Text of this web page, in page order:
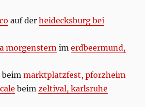
auf derheidecksburg bei
morgensternimerdbeermund,
beimmarktplatzfest, pforzheim
beimzeltival, karlsruhe